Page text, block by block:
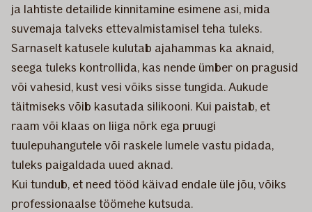
ja lahtiste detailide kinnitamine esimene asi, mida
suvemaja talveks ettevalmistamisel teha tuleks.
Sarnaselt katusele kulutab ajahammas ka aknaid,
seega tuleks kontrollida, kas nende ümber on pragusid
või vahesid, kust vesi võiks sisse tungida. Aukude
täitmiseks võib kasutada silikooni. Kui paistab, et
raam või klaas on liiga nõrk ega pruugi
tuulepuhangutele või raskele lumele vastu pidada,
tuleks paigaldada uued aknad.
Kui tundub, et need tööd käivad endale üle jõu, võiks
professionaalse töömehe kutsuda.